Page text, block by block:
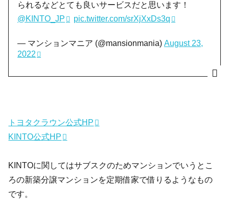
られるなどとても良いサービスだと思います！
@KINTO_JP
pic.twitter.com/srXjXxDs3q
— マンションマニア (@mansionmania)August 23,
2022
トヨタクラウン公式HP
KINTO公式HP
KINTOに関してはサブスクのためマンションでいうとこ
ろの新築分譲マンションを定期借家で借りるようなもの
です。